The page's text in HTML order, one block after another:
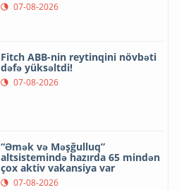
07-08-2026
Fitch ABB-nin reytinqini növbəti
dəfə yüksəltdi!
07-08-2026
“Əmək və Məşğulluq”
altsistemində hazırda 65 mindən
çox aktiv vakansiya var
07-08-2026